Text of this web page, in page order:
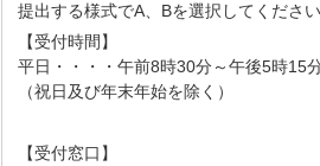
提出する様式でA、Bを選択してくださ
【受付時間】
平日・・・・午前8時30分～午後5時15
（祝日及び年末年始を除く）
【受付窓口】